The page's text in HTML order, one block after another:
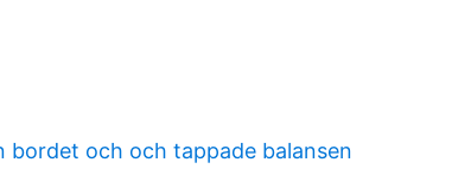
bordet och och tappade balansen